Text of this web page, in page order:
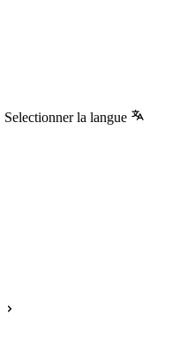
Selectionner la langue